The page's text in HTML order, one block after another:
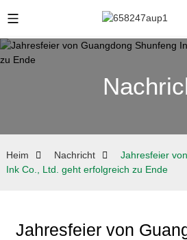
Heim Nachricht
Jahresfeier
Ink Co., Ltd. geht erfolgreich zu Ende
Jahresfeier von